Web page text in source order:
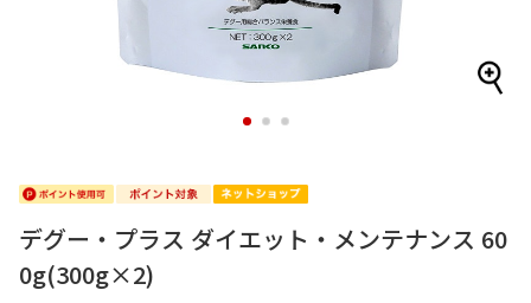
1 2 3
デグー・プラス ダイエット・メンテナンス 60
0g(300g×2)